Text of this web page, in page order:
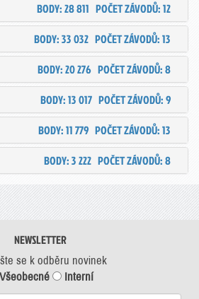
POČET ZÁVODŮ: 12
BODY: 28 811
POČET ZÁVODŮ: 13
BODY: 33 032
POČET ZÁVODŮ: 8
BODY: 20 276
POČET ZÁVODŮ: 9
BODY: 13 017
POČET ZÁVODŮ: 13
BODY: 11 779
POČET ZÁVODŮ: 8
BODY: 3 222
NEWSLETTER
se k odběru novinek
Všeobecné
Interní